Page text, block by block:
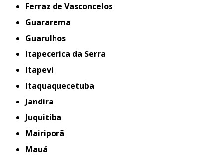
Ferraz de Vasconcelos
Guararema
Guarulhos
Itapecerica da Serra
Itapevi
Itaquaquecetuba
Jandira
Juquitiba
Mairiporã
Mauá